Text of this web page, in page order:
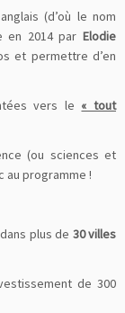
(d’où le nom
en 2014 par Elodie
et permettre d’en
vers le « tout
(ou sciences et
au programme !
plus de 30 villes
de 300